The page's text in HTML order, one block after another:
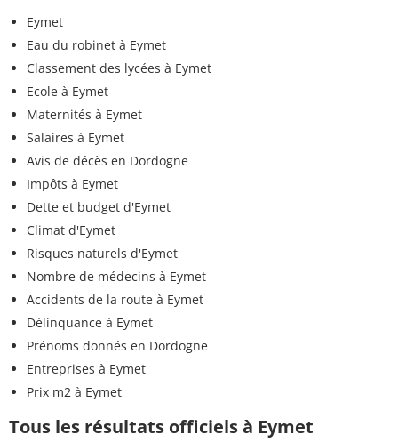
Eymet
Eau du robinet à Eymet
Classement des lycées à Eymet
Ecole à Eymet
Maternités à Eymet
Salaires à Eymet
Avis de décès en Dordogne
Impôts à Eymet
Dette et budget d'Eymet
Climat d'Eymet
Risques naturels d'Eymet
Nombre de médecins à Eymet
Accidents de la route à Eymet
Délinquance à Eymet
Prénoms donnés en Dordogne
Entreprises à Eymet
Prix m2 à Eymet
Tous les résultats officiels à Eymet